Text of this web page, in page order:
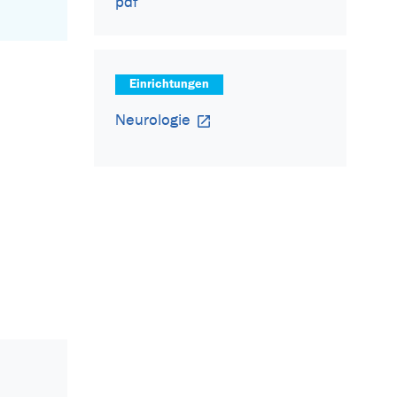
Einrichtungen
Neurologie